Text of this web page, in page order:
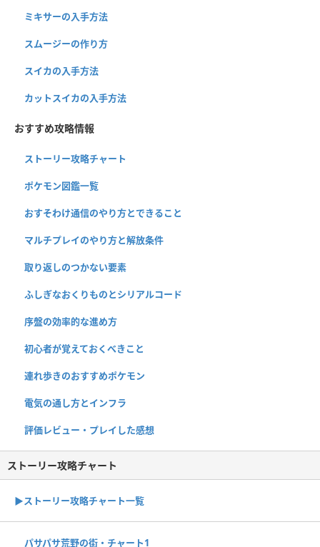
ミキサーの入手方法
スムージーの作り方
スイカの入手方法
カットスイカの入手方法
おすすめ攻略情報
ストーリー攻略チャート
ポケモン図鑑一覧
おすそわけ通信のやり方とできること
マルチプレイのやり方と解放条件
取り返しのつかない要素
ふしぎなおくりものとシリアルコード
序盤の効率的な進め方
初心者が覚えておくべきこと
連れ歩きのおすすめポケモン
電気の通し方とインフラ
評価レビュー・プレイした感想
ストーリー攻略チャート
▶ストーリー攻略チャート一覧
パサパサ荒野の街・チャート1